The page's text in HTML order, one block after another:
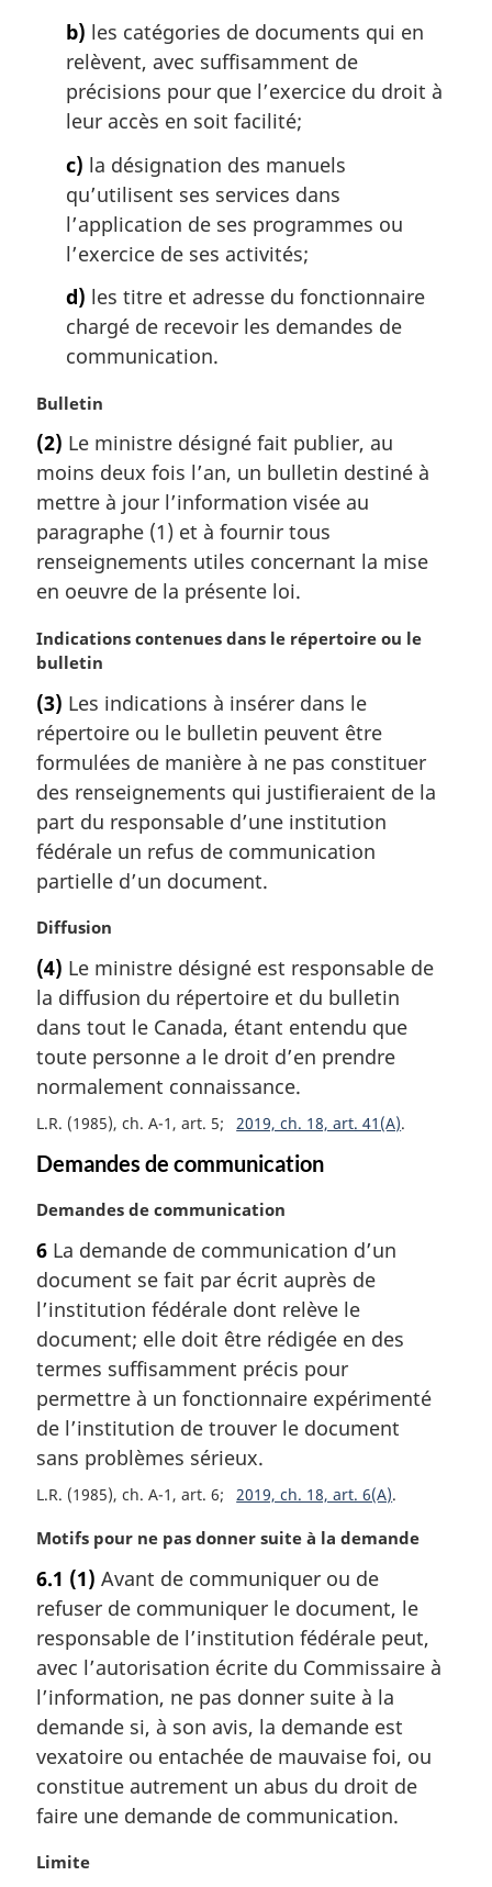
b) les catégories de documents qui en
relèvent, avec suffisamment de
précisions pour que l’exercice du droit à
leur accès en soit facilité;
c) la désignation des manuels
qu’utilisent ses services dans
l’application de ses programmes ou
l’exercice de ses activités;
d) les titre et adresse du fonctionnaire
chargé de recevoir les demandes de
communication.
N
t
e
m
a
r
g
i
a
l
e
:
Bulletin
(2) Le ministre désigné fait publier, au
moins deux fois l’an, un bulletin destiné à
mettre à jour l’information visée au
paragraphe (1) et à fournir tous
renseignements utiles concernant la mise
en oeuvre de la présente loi.
N
o
e
m
a
g
i
n
a
e
Indications contenues dans le répertoire ou le
bulletin
(3) Les indications à insérer dans le
répertoire ou le bulletin peuvent être
formulées de manière à ne pas constituer
des renseignements qui justifieraient de la
part du responsable d’une institution
fédérale un refus de communication
partielle d’un document.
N
t
e
m
a
g
i
a
e
:
Diffusion
(4) Le ministre désigné est responsable de
la diffusion du répertoire et du bulletin
dans tout le Canada, étant entendu que
toute personne a le droit d’en prendre
normalement connaissance.
L.R. (1985), ch. A-1, art. 5 2019, ch. 18, art. 41(A)
Demandes de communication
N
t
e
m
a
r
g
i
n
a
e
Demandes de communication
6 La demande de communication d’un
document se fait par écrit auprès de
l’institution fédérale dont relève le
document; elle doit être rédigée en des
termes suffisamment précis pour
permettre à un fonctionnaire expérimenté
de l’institution de trouver le document
sans problèmes sérieux.
L.R. (1985), ch. A-1, art. 6 2019, ch. 18, art. 6(A)
N
t
e
m
a
g
i
n
a
l
e
:
Motifs pour ne pas donner suite à la demande
6.1 (1) Avant de communiquer ou de
refuser de communiquer le document, le
responsable de l’institution fédérale peut,
avec l’autorisation écrite du Commissaire à
l’information, ne pas donner suite à la
demande si, à son avis, la demande est
vexatoire ou entachée de mauvaise foi, ou
constitue autrement un abus du droit de
faire une demande de communication.
N
Limite